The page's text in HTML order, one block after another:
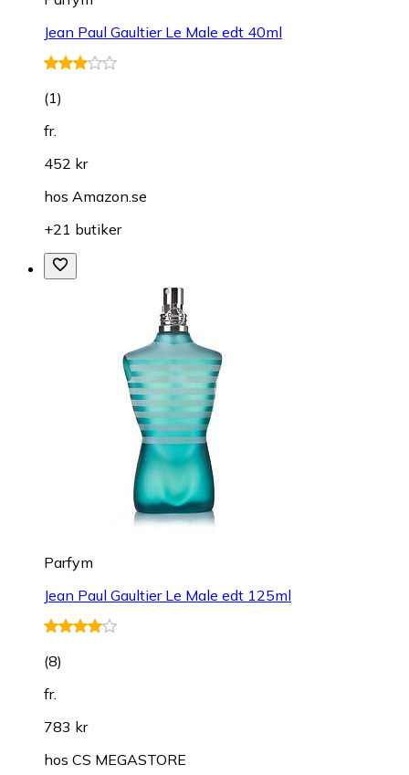
Jean Paul Gaultier Le Male edt 40ml
(1)
fr.
452 kr
hos Amazon.se
+21 butiker
Parfym
Jean Paul Gaultier Le Male edt 125ml
(8)
fr.
783 kr
hos CS MEGASTORE